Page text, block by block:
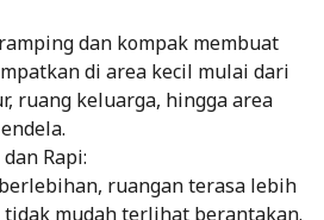
dan kompak membuat
di area kecil mulai dari
ruang keluarga, hingga area
Rapi:
ruangan terasa lebih
tidak mudah terlihat berantakan.